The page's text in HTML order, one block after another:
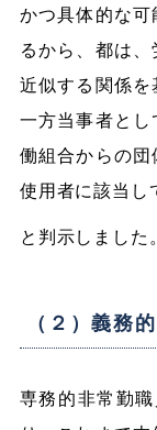
かつ具体的な可
るから、都は
近似する関係
一方当事者とし
働組合からの
使用者に該当し
と判示しました。
（２）義務
専務的非常勤